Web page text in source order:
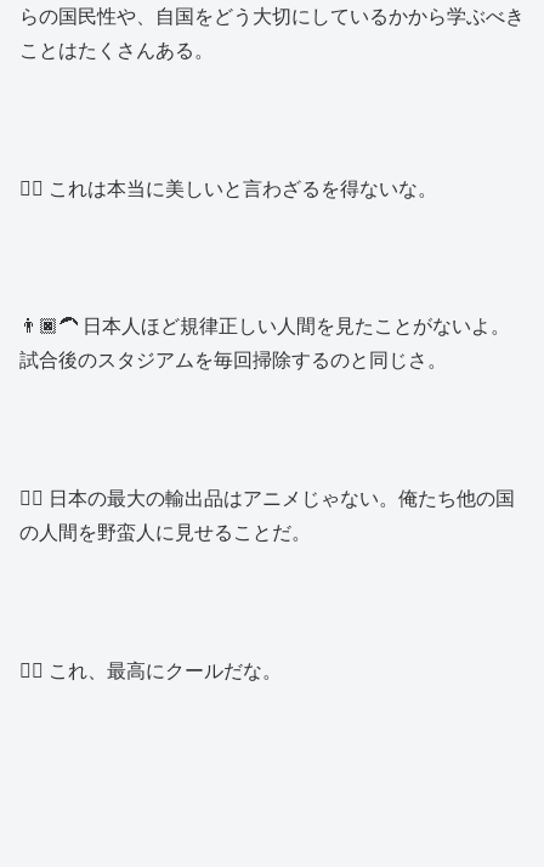
らの国民性や、自国をどう大切にしているかから学ぶべき
ことはたくさんある。
👱‍♂️ これは本当に美しいと言わざるを得ないな。
👨🏿‍🦱 日本人ほど規律正しい人間を見たことがないよ。
試合後のスタジアムを毎回掃除するのと同じさ。
👱‍♂️ 日本の最大の輸出品はアニメじゃない。俺たち他の国
の人間を野蛮人に見せることだ。
👱‍♂️ これ、最高にクールだな。